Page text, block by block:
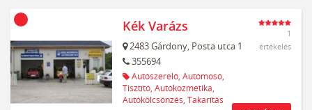
Kék Varázs
2483Gárdony, Posta utca 1
355694
Autószerelő, Autómosó,
Tisztító, Autókozmetika,
Autókölcsönzés, Takarítás
1
értékelés